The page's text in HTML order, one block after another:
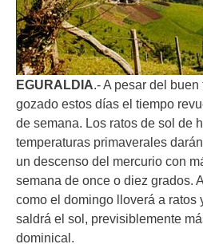
EGURALDIA.- A pesar del
gozado estos días el tiempo
de semana. Los ratos de sol de
temperaturas primaverales
un descenso del mercurio con
semana de once o diez grados.
como el domingo lloverá a ratos
saldrá el sol, previsiblemente
dominical.